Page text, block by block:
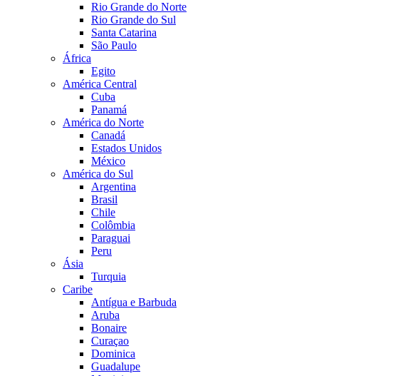
Rio Grande do Norte
Rio Grande do Sul
Santa Catarina
São Paulo
África
Egito
América Central
Cuba
Panamá
América do Norte
Canadá
Estados Unidos
México
América do Sul
Argentina
Brasil
Chile
Colômbia
Paraguai
Peru
Ásia
Turquia
Caribe
Antígua e Barbuda
Aruba
Bonaire
Curaçao
Dominica
Guadalupe